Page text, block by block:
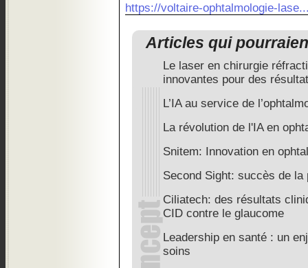
https://voltaire-ophtalmologie-
Articles qui
Le laser en chirurgie
innovantes pour des
L’IA au service de
La révolution de l'IA en
Snitem: Innovation en
Second Sight: succès de la
Ciliatech: des résultats
CID contre le glaucome
Leadership en santé : un
soins